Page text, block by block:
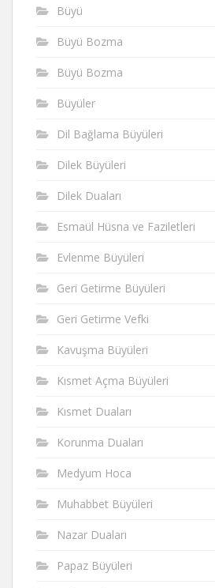
Büyü
Büyü Bozma
Büyü Bozma
Büyüler
Dil Bağlama Büyüleri
Dilek Büyüleri
Dilek Duaları
Esmaül Hüsna ve Faziletleri
Evlenme Büyüleri
Geri Getirme Büyüleri
Geri Getirme Vefki
Kavuşma Büyüleri
Kısmet Açma Büyüleri
Kısmet Duaları
Korunma Duaları
Medyum Hoca
Muhabbet Büyüleri
Nazar Duaları
Papaz Büyüleri